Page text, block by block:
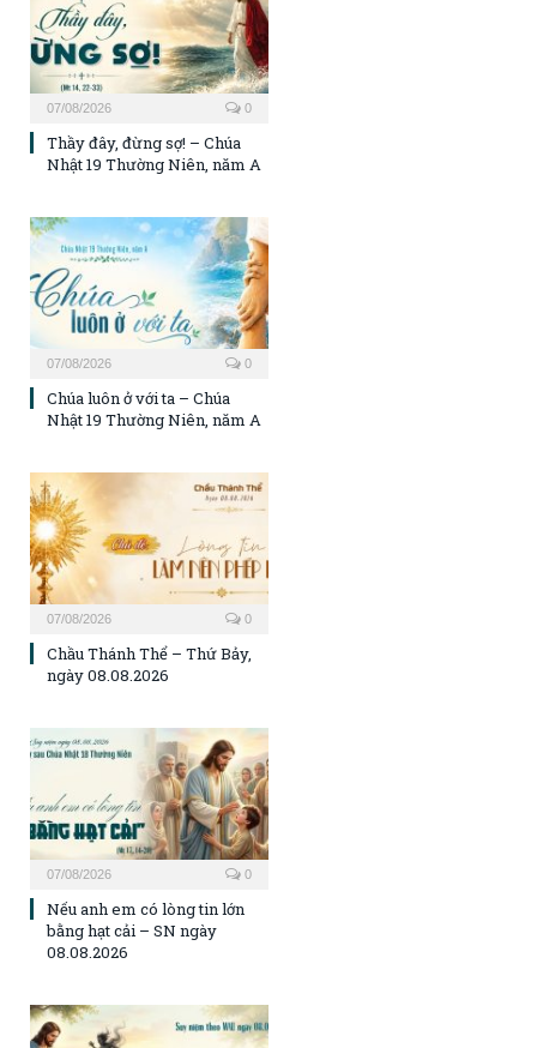
07/08/2026 0
Thầy đây, đừng sợ! – Chúa
Nhật 19 Thường Niên, năm A
07/08/2026 0
Chúa luôn ở với ta – Chúa
Nhật 19 Thường Niên, năm A
07/08/2026 0
Chầu Thánh Thể – Thứ Bảy,
ngày 08.08.2026
07/08/2026 0
Nếu anh em có lòng tin lớn
bằng hạt cải – SN ngày
08.08.2026